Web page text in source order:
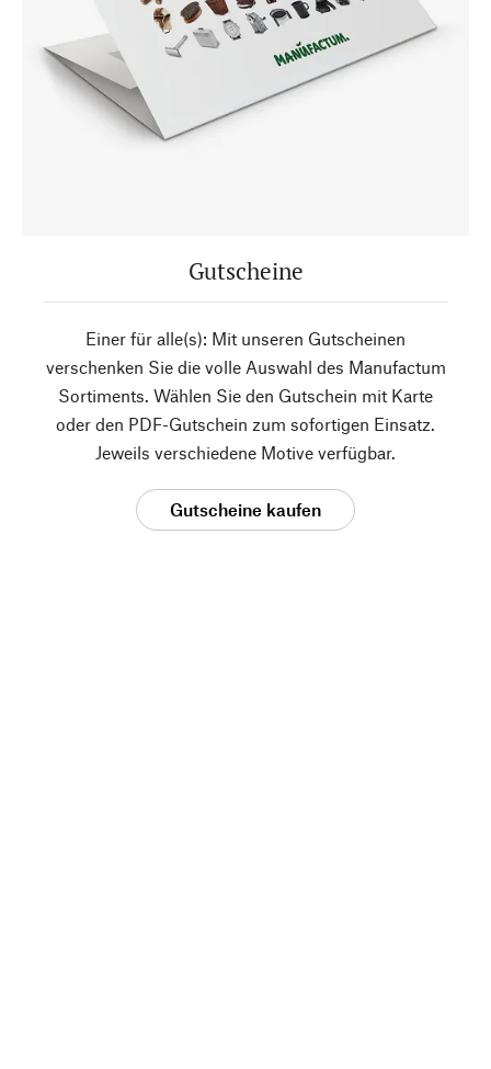
Gutscheine
Einer für alle(s): Mit unseren Gutscheinen
verschenken Sie die volle Auswahl des Manufactum
Sortiments. Wählen Sie den Gutschein mit Karte
oder den PDF-Gutschein zum sofortigen Einsatz.
Jeweils verschiedene Motive verfügbar.
Gutscheine kaufen